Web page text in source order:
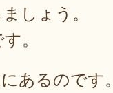
しょう。
。
あるのです。